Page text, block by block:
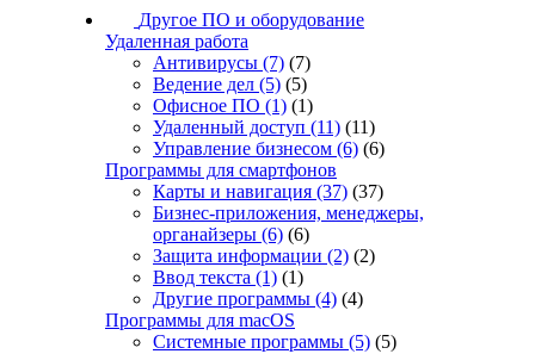
Другое ПО и оборудование
Удаленная работа
Антивирусы (7) (7)
Ведение дел (5) (5)
Офисное ПО (1) (1)
Удаленный доступ (11) (11)
Управление бизнесом (6) (6)
Программы для смартфонов
Карты и навигация (37) (37)
Бизнес-приложения, менеджеры,
органайзеры (6) (6)
Защита информации (2) (2)
Ввод текста (1) (1)
Другие программы (4) (4)
Программы для macOS
Системные программы (5) (5)